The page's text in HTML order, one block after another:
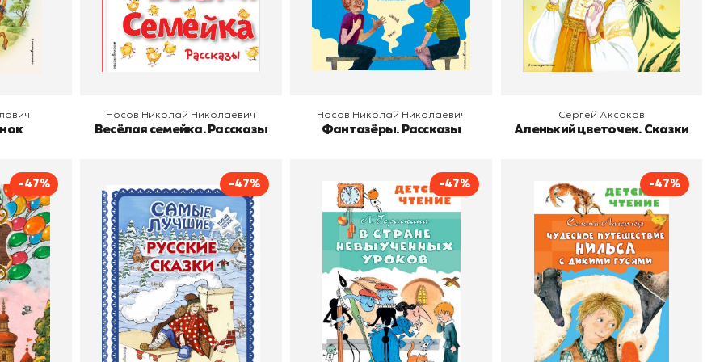
В корзину
Носов Николай Николаевич
Весёлая семейка. Рассказы
В корзину
Носов Николай Николаевич
Фантазёры. Рассказы
В корзину
Сергей Аксаков
Аленький цветочек. Сказки
-47%
Карлович
-47%
Самые лучшие русские
сказки
Издательство Эксмодетство
В корзину
-47%
В стране невыученных
уроков
Гераскина Лия Борисовна
Издательство
В корзину
-47%
Чудесное путешествие
Нильса с дикими гусями
Сельма Лагерлёф
Издательство
В корзину